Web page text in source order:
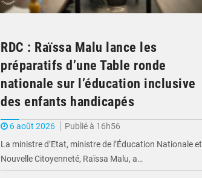
RDC : Raïssa Malu lance les
préparatifs d’une Table ronde
nationale sur l’éducation inclusive
des enfants handicapés
6 août 2026
Publié à 16h56
La ministre d’Etat, ministre de l’Éducation Nationale et
Nouvelle Citoyenneté, Raïssa Malu, a…